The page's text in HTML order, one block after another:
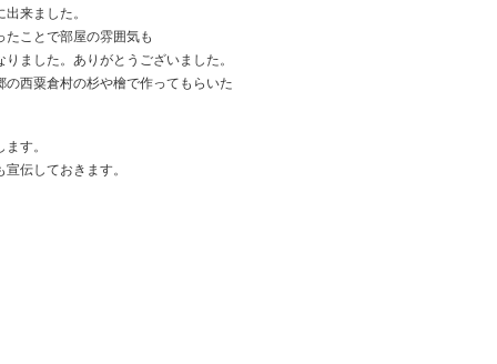
来ました。
たことで部屋の雰囲気も
ました。ありがとうございました。
の西粟倉村の杉や檜で作ってもらいた
す。
伝しておきます。